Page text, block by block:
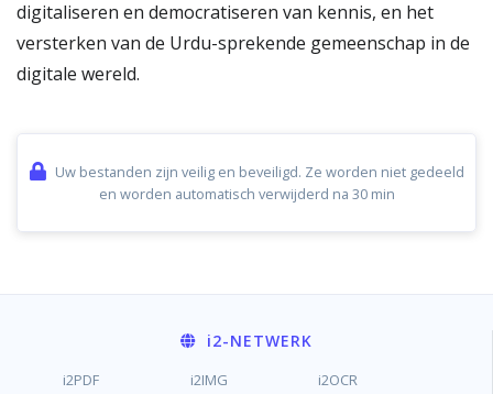
digitaliseren en democratiseren van kennis, en het
versterken van de Urdu-sprekende gemeenschap in de
digitale wereld.
Uw bestanden zijn veilig en beveiligd. Ze worden niet gedeeld
en worden automatisch verwijderd na 30 min
i2-NETWERK
i2PDF i2IMG i2OCR